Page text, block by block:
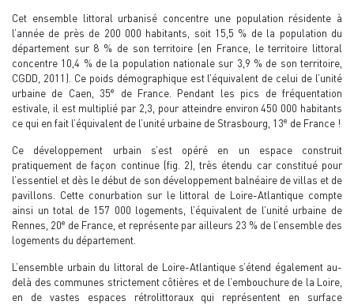
Cet ensemble littoral urbanisé concentre une population résidente à
l’année de près de 200 000 habitants, soit 15,5 % de la population du
département sur 8 % de son territoire (en France, le territoire littoral
concentre 10,4 % de la population nationale sur 3,9 % de son territoire,
CGDD, 2011). Ce poids démographique est l’équivalent de celui de l’unité
urbaine de Caen, 35e
de France. Pendant les pics de fréquentation
estivale, il est multiplié par 2,3, pour atteindre environ 450 000 habitants
ce qui en fait l’équivalent de l’unité urbaine de Strasbourg, 13e de France !
Ce développement urbain s’est opéré en un espace construit
pratiquement de façon continue (fig. 2), très étendu car constitué pour
l’essentiel et dès le début de son développement balnéaire de villas et de
pavillons. Cette conurbation sur le littoral de Loire-Atlantique compte
ainsi un total de 157 000 logements, l’équivalent de l’unité urbaine de
Rennes, 20e de France, et représente par ailleurs 23 % de l’ensemble des
logements du département.
L’ensemble urbain du littoral de Loire-Atlantique s’étend également au-
delà des communes strictement côtières et de l’embouchure de la Loire,
en de vastes espaces rétrolittoraux qui représentent en surface